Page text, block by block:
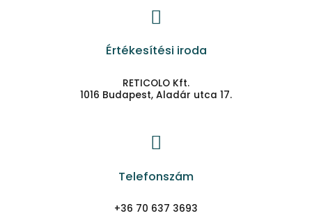
Értékesítési iroda
RETICOLO Kft.
1016 Budapest, Aladár utca 17.
Telefonszám
+36 70 637 3693